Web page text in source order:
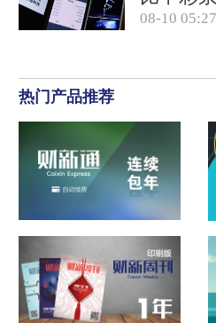
08-10 05:27
热门产品推荐